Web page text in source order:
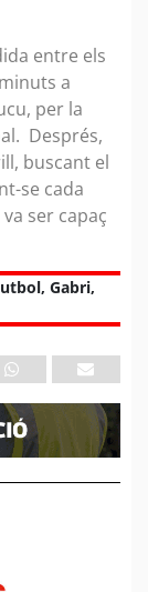
entre els
a
per la
Després,
buscant el
se cada
ser capaç
, Gabri,